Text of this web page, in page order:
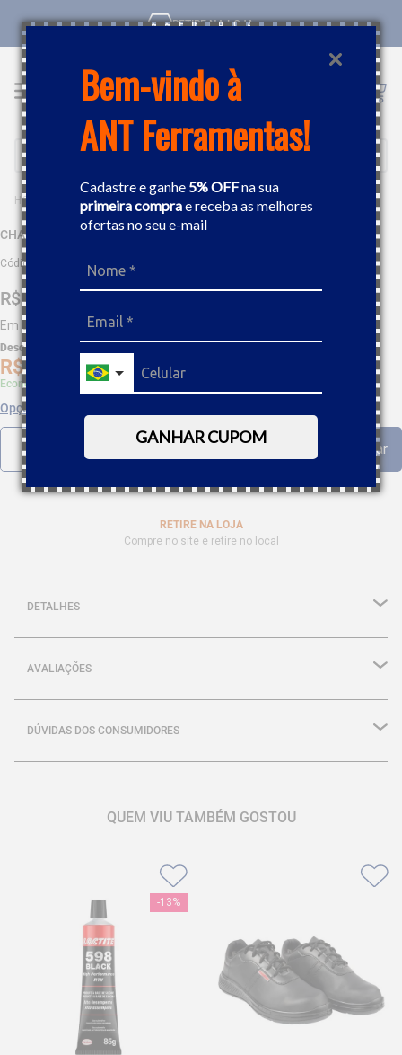
Bem-vindo à
ANT Ferramentas!
Cadastre e ganhe5% OFFna sua
primeira comprae receba as melhores
ofertas no seu e-mail
GANHAR CUPOM
RETIRE NA LOJA
Buscar
FERRAMENTAS MANUAIS CHAVES CHAVE BIELA 5/8" GEDORE 025054
CHAVE BIELA 5/8" GEDORE 025054
Código
R$ 44
Em até 11,04sem juros
Desc. de
R$
Economize 5% à vista com Boleto, PIX
Opções de parcelamento
RETIRE NA LOJA
Compre no site e retire no local
DETALHES
AVALIAÇÕES
DÚVIDAS DOS CONSUMIDORES
QUEM VIU TAMBÉM GOSTOU
-13%